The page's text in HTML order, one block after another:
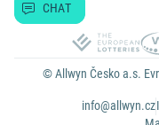
CHAT
© Allwyn Česko a.s.
info@allwyn.cz